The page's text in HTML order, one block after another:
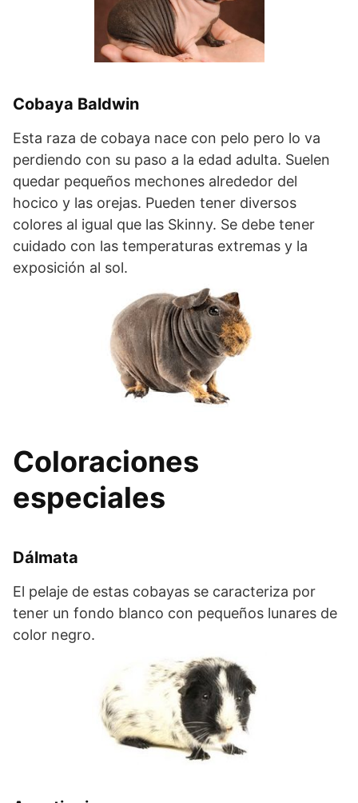
Cobaya Baldwin
Esta raza de cobaya nace con pelo pero lo va
perdiendo con su paso a la edad adulta. Suelen
quedar pequeños mechones alrededor del
hocico y las orejas. Pueden tener diversos
colores al igual que las Skinny. Se debe tener
cuidado con las temperaturas extremas y la
exposición al sol.
Coloraciones
especiales
Dálmata
El pelaje de estas cobayas se caracteriza por
tener un fondo blanco con pequeños lunares de
color negro.